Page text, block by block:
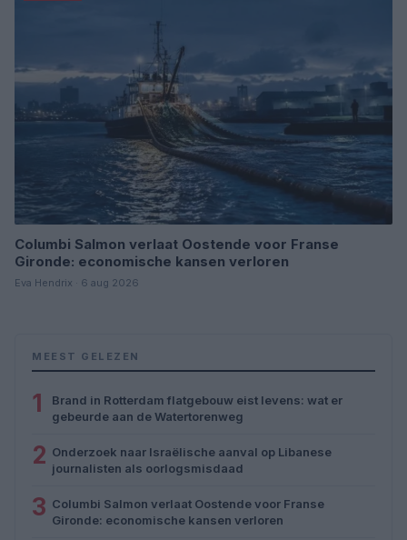
Columbi Salmon verlaat Oostende voor Franse
Gironde: economische kansen verloren
Eva Hendrix · 6 aug 2026
MEEST GELEZEN
1
Brand in Rotterdam flatgebouw eist levens: wat er
gebeurde aan de Watertorenweg
2 Onderzoek naar Israëlische aanval op Libanese
journalisten als oorlogsmisdaad
3 Columbi Salmon verlaat Oostende voor Franse
Gironde: economische kansen verloren